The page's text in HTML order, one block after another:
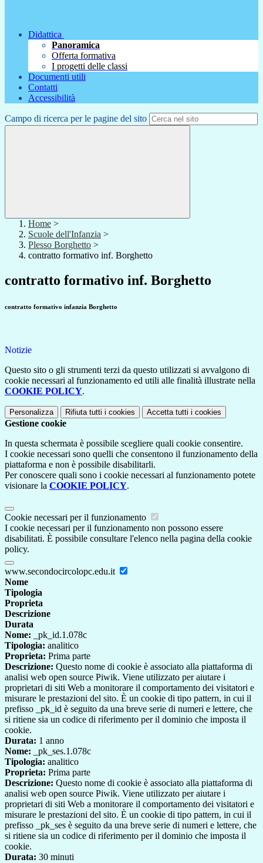
Didattica
Panoramica
Offerta formativa
I progetti delle classi
Documenti utili
Contatti
Accessibilità
Campo di ricerca per le pagine del sito
Home >
Scuole dell'Infanzia >
Plesso Borghetto >
contratto formativo inf. Borghetto
contratto formativo inf. Borghetto
contratto formativo infanzia Borghetto
Notizie
Questo sito o gli strumenti terzi da questo utilizzati si avvalgono di
cookie necessari al funzionamento ed utili alle finalità illustrate nella
COOKIE POLICY.
Personalizza Rifiuta tutti i cookies Accetta tutti i cookies
Gestione cookie
In questa schermata è possibile scegliere quali cookie consentire.
I cookie necessari sono quelli che consentono il funzionamento della
piattaforma e non è possibile disabilitarli.
Per conoscere quali sono i cookie necessari al funzionamento potete
visionare la COOKIE POLICY.
Cookie necessari per il funzionamento
I cookie necessari per il funzionamento non possono essere
disabilitati. È possibile consultare l'elenco nella pagina della cookie
policy.
www.secondocircolopc.edu.it
Nome
Tipologia
Proprieta
Descrizione
Durata
Nome: _pk_id.1.078c
Tipologia: analitico
Proprieta: Prima parte
Descrizione: Questo nome di cookie è associato alla piattaforma di
analisi web open source Piwik. Viene utilizzato per aiutare i
proprietari di siti Web a monitorare il comportamento dei visitatori e
misurare le prestazioni del sito. È un cookie di tipo pattern, in cui il
prefisso _pk_id è seguito da una breve serie di numeri e lettere, che
si ritiene sia un codice di riferimento per il dominio che imposta il
cookie.
Durata: 1 anno
Nome: _pk_ses.1.078c
Tipologia: analitico
Proprieta: Prima parte
Descrizione: Questo nome di cookie è associato alla piattaforma di
analisi web open source Piwik. Viene utilizzato per aiutare i
proprietari di siti Web a monitorare il comportamento dei visitatori e
misurare le prestazioni del sito. È un cookie di tipo pattern, in cui il
prefisso _pk_ses è seguito da una breve serie di numeri e lettere, che
si ritiene sia un codice di riferimento per il dominio che imposta il
cookie.
Durata: 30 minuti